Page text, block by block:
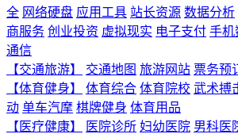
全 网络硬盘 应用工具 站长资源 数据分析
商服务 创业投资 虚拟现实 电子支付 手机
通信
【交通旅游】
交通地图 旅游网站 票务预
【体育健身】
体育综合 体育院校 武术搏
动 单车汽摩 棋牌健身 体育用品
【医疗健康】
医院诊所 妇幼医院 男科医